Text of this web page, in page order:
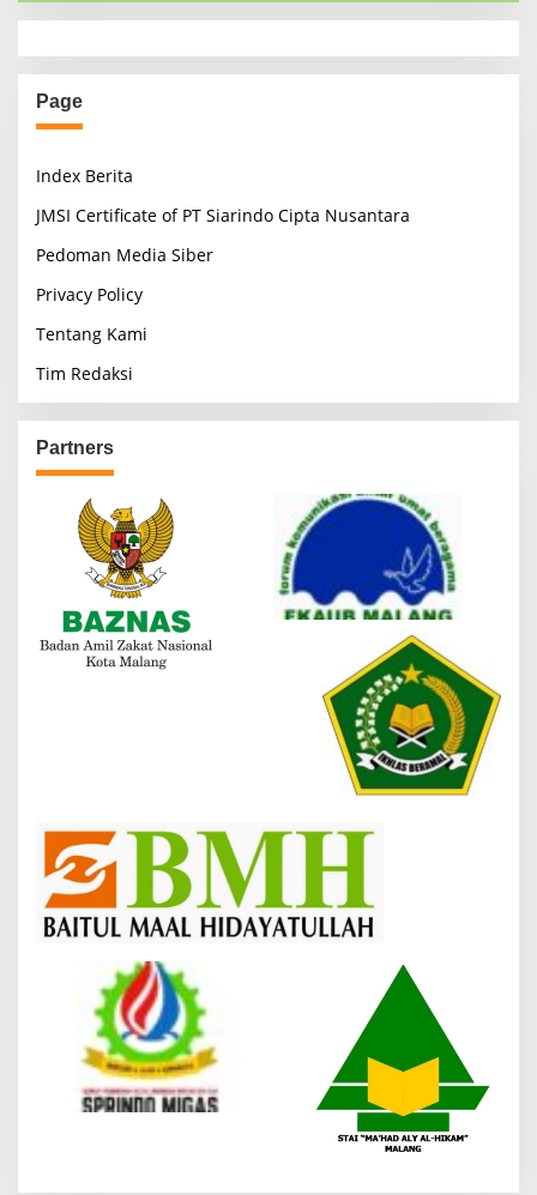
Page
Index Berita
JMSI Certificate of PT Siarindo Cipta Nusantara
Pedoman Media Siber
Privacy Policy
Tentang Kami
Tim Redaksi
Partners